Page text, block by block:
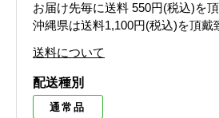
お届け先毎に送料 550円(税込)を
沖縄県は送料1,100円(税込)を頂戴
送料について
配送種別
通常品